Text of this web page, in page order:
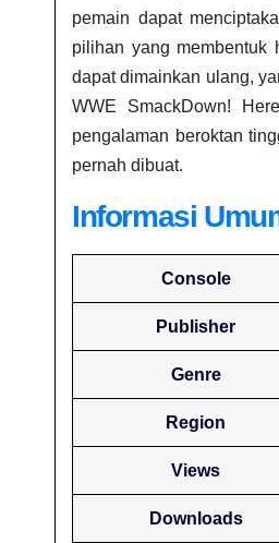
pemain dapat
pilihan yang membentuk
dapat dimainkan ulang,
WWE SmackDown!
pengalaman beroktan
pernah dibuat.
Informasi
Console
Publisher
Genre
Region
Views
Downloads